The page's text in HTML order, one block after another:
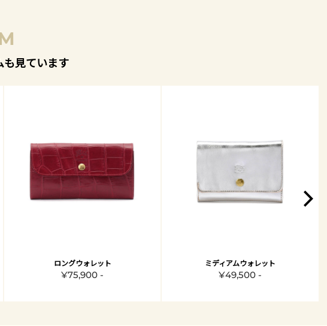
も見ています
ロングウォレット
¥75,900 -
ミディアムウォレット
¥49,500 -